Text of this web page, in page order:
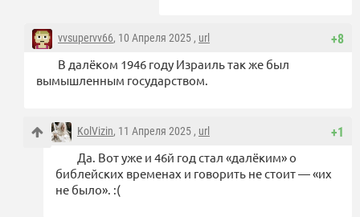
+8
vvsupervv66, 10 Апреля 2025 , url
В далёком 1946 году Израиль так же был
вымышленным государством.
+1
KolVizin, 11 Апреля 2025 , url
Да. Вот уже и 46й год стал «далёким» о
библейских временах и говорить не стоит — «их
не было». :(